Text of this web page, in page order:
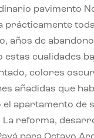
pavimento
toda
años de
estas cualidades
colores
añadidas que
el apartamento de
La reforma,